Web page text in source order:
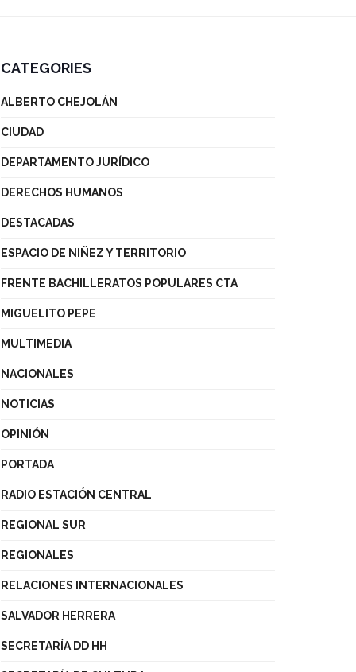
CATEGORIES
ALBERTO CHEJOLÁN
CIUDAD
DEPARTAMENTO JURÍDICO
DERECHOS HUMANOS
DESTACADAS
ESPACIO DE NIÑEZ Y TERRITORIO
FRENTE BACHILLERATOS POPULARES CTA
MIGUELITO PEPE
MULTIMEDIA
NACIONALES
NOTICIAS
OPINIÓN
PORTADA
RADIO ESTACIÓN CENTRAL
REGIONAL SUR
REGIONALES
RELACIONES INTERNACIONALES
SALVADOR HERRERA
SECRETARÍA DD HH